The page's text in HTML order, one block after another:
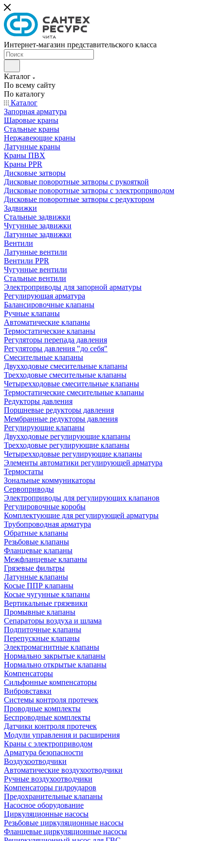
Интернет-магазин представительского класса
Каталог
По всему сайту
По каталогу
Каталог
Запорная арматура
Шаровые краны
Стальные краны
Нержавеющие краны
Латунные краны
Краны ПВХ
Краны PPR
Дисковые затворы
Дисковые поворотные затворы с рукояткой
Дисковые поворотные затворы с электроприводом
Дисковые поворотные затворы с редуктором
Задвижки
Стальные задвижки
Чугунные задвижки
Латунные задвижки
Вентили
Латунные вентили
Вентили PPR
Чугунные вентили
Стальные вентили
Электроприводы для запорной арматуры
Регулирующая арматура
Балансировочные клапаны
Ручные клапаны
Автоматические клапаны
Термостатические клапаны
Регуляторы перепада давления
Регуляторы давления "до себя"
Смесительные клапаны
Двухходовые смесительные клапаны
Трехходовые смесительные клапаны
Четырехходовые смесительные клапаны
Термостатические смесительные клапаны
Редукторы давления
Поршневые редукторы давления
Мембранные редукторы давления
Регулирующие клапаны
Двухходовые регулирующие клапаны
Трехходовые регулирующие клапаны
Четырехходовые регулирующие клапаны
Элементы автоматики регулирующей арматура
Термостаты
Зональные коммуникаторы
Сервоприводы
Электроприводы для регулирующих клапанов
Регулировочные коробы
Комплектующие для регулирующей арматуры
Трубопроводная арматура
Обратные клапаны
Резьбовые клапаны
Фланцевые клапаны
Межфланцевые клапаны
Грязевые фильтры
Латунные клапаны
Косые ППР клапаны
Косые чугунные клапаны
Вертикальные грязевики
Промывные клапаны
Сепараторы воздуха и шлама
Подпиточные клапаны
Перепускные клапаны
Электромагнитные клапаны
Нормально закрытые клапаны
Нормально открытые клапаны
Компенсаторы
Сильфонные компенсаторы
Вибровставки
Системы контроля протечек
Проводные комплекты
Беспроводные комплекты
Датчики контроля протечек
Модули управления и расширения
Краны с электроприводом
Арматура безопасности
Воздухоотводчики
Автоматические воздухоотводчики
Ручные воздухоотводчики
Компенсаторы гидроударов
Предохранительные клапаны
Насосное оборудование
Циркуляционные насосы
Резьбовые циркуляционные насосы
Фланцевые циркуляционные насосы